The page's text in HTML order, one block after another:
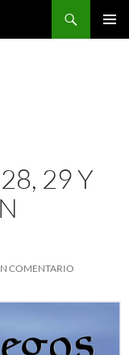
29 Y
COMENTARIO